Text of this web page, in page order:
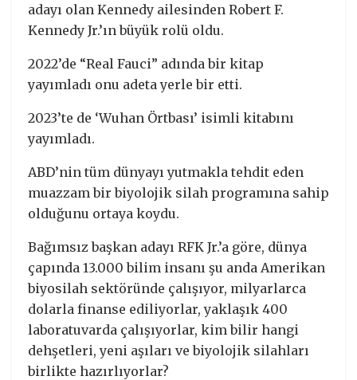
adayı olan Kennedy ailesinden Robert F.
Kennedy Jr.’ın büyük rolü oldu.
2022’de “Real Fauci” adında bir kitap
yayımladı onu adeta yerle bir etti.
2023’te de ‘Wuhan Örtbası’ isimli kitabını
yayımladı.
ABD’nin tüm dünyayı yutmakla tehdit eden
muazzam bir biyolojik silah programına sahip
olduğunu ortaya koydu.
Bağımsız başkan adayı RFK Jr.’a göre, dünya
çapında 13.000 bilim insanı şu anda Amerikan
biyosilah sektöründe çalışıyor, milyarlarca
dolarla finanse ediliyorlar, yaklaşık 400
laboratuvarda çalışıyorlar, kim bilir hangi
dehşetleri, yeni aşıları ve biyolojik silahları
birlikte hazırlıyorlar?